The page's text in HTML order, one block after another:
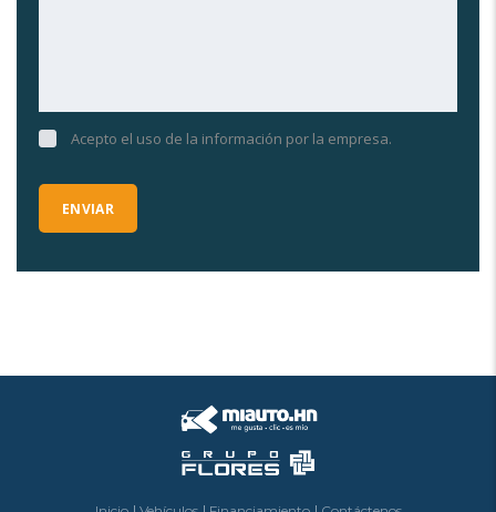
Acepto el uso de la información por la empresa.